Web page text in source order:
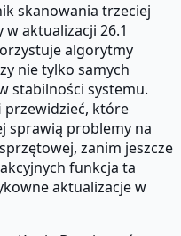
skanowania trzeciej
aktualizacji 26.1
algorytmy
nie tylko samych
stabilności systemu.
które
sprawią problemy na
zanim jeszcze
funkcja ta
aktualizacje w